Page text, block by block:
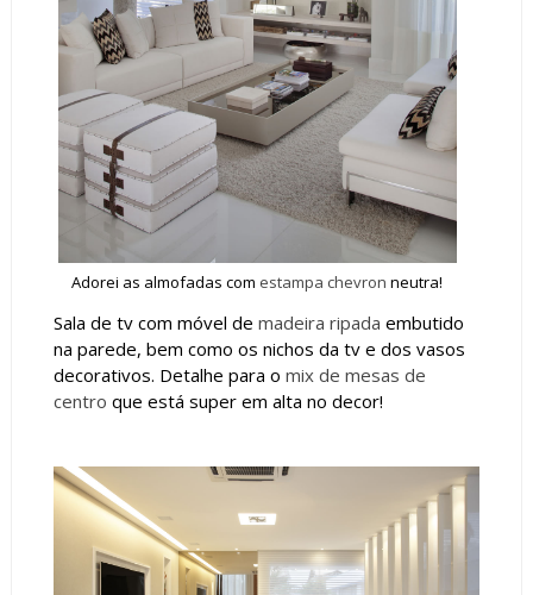
Adorei as almofadas com estampa chevron neutra!
Sala de tv com móvel de madeira ripada embutido
na parede, bem como os nichos da tv e dos vasos
decorativos. Detalhe para o mix de mesas de
centro que está super em alta no decor!